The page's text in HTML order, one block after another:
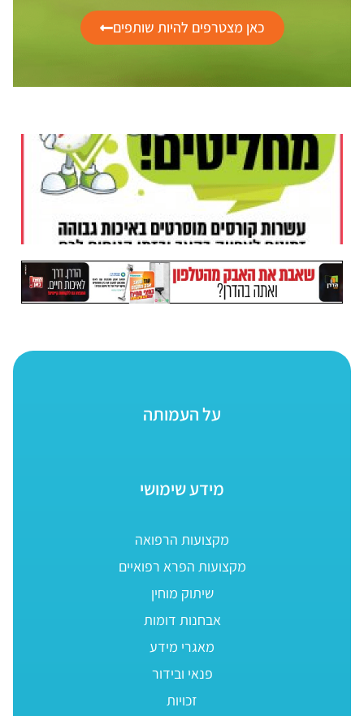
כאן מצטרפים להיות שותפים
על העמותה
מידע שימושי
מקצועות הרפואה
מקצועות הפרא רפואיים
שיתוק מוחין
אבחנות דומות
מאגרי מידע
פנאי ובידור
זכויות